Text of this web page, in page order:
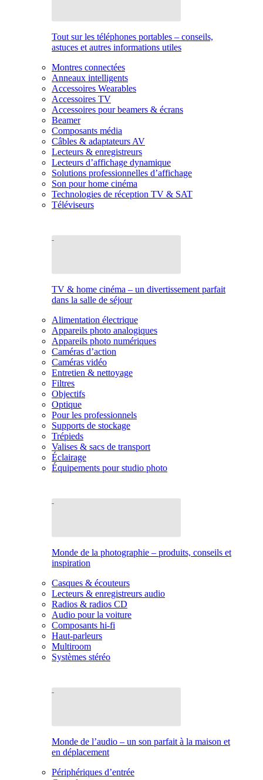
Tout sur les téléphones portables – conseils,
astuces et autres informations utiles
Montres connectées
Anneaux intelligents
Accessoires Wearables
Accessoires TV
Accessoires pour beamers & écrans
Beamer
Composants média
Câbles & adaptateurs AV
Lecteurs & enregistreurs
Lecteurs d’affichage dynamique
Solutions professionnelles d’affichage
Son pour home cinéma
Technologies de réception TV & SAT
Téléviseurs
TV & home cinéma – un divertissement parfait
dans la salle de séjour
Alimentation électrique
Appareils photo analogiques
Appareils photo numériques
Caméras d’action
Caméras vidéo
Entretien & nettoyage
Filtres
Objectifs
Optique
Pour les professionnels
Supports de stockage
Trépieds
Valises & sacs de transport
Éclairage
Équipements pour studio photo
Monde de la photographie – produits, conseils et
inspiration
Casques & écouteurs
Lecteurs & enregistreurs audio
Radios & radios CD
Audio pour la voiture
Composants hi-fi
Haut-parleurs
Multiroom
Systèmes stéréo
Monde de l’audio – un son parfait à la maison et
en déplacement
Périphériques d’entrée